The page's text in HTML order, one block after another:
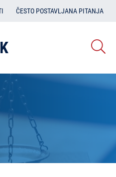
ČESTO POSTAVLJANA PITANJA